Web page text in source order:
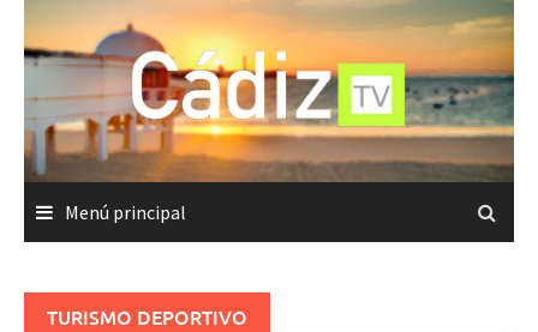
contenido
Menú principal
TURISMO DEPORTIVO